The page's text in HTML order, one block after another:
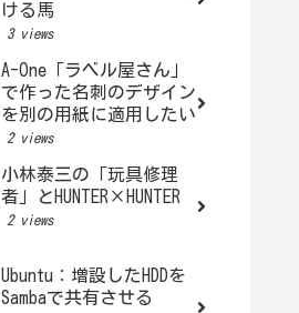
ける馬
3 views
A-One「ラベル屋さん」
で作った名刺のデザイン
を別の用紙に適用したい
2 views
小林泰三の「玩具修理
者」とHUNTER×HUNTER
2 views
Ubuntu：増設したHDDを
Sambaで共有させる